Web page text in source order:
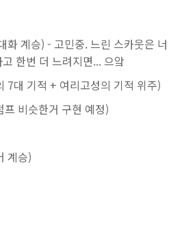
화 계승) - 고민중. 느린 스카웃은 너
한번 더 느려지면... 으앜
7대 기적 + 여리고성의 기적 위주)
비슷한거 구현 예정)
계승)